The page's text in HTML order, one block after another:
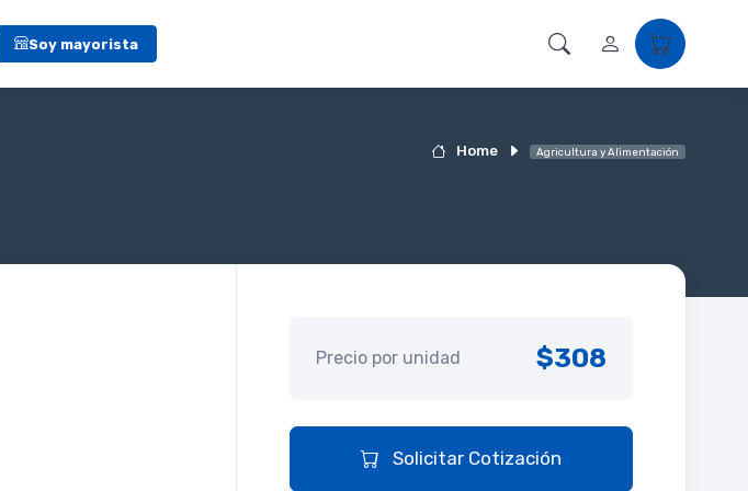
Soy mayorista
Home Agricultura y Alimentación
Precio por unidad $308
Solicitar Cotización